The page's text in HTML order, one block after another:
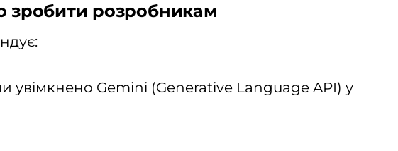
зробити розробникам
увімкнено Gemini (Generative Language API) у